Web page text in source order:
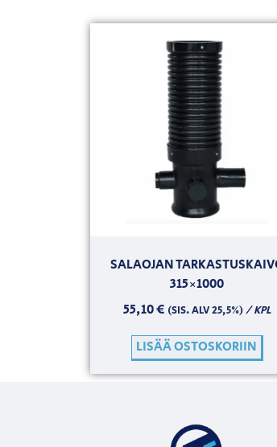
SALAOJAN
315×1000
55,10€ (SIS. ALV 25,5%)/ KPL
LISÄÄ OSTOSKORIIN